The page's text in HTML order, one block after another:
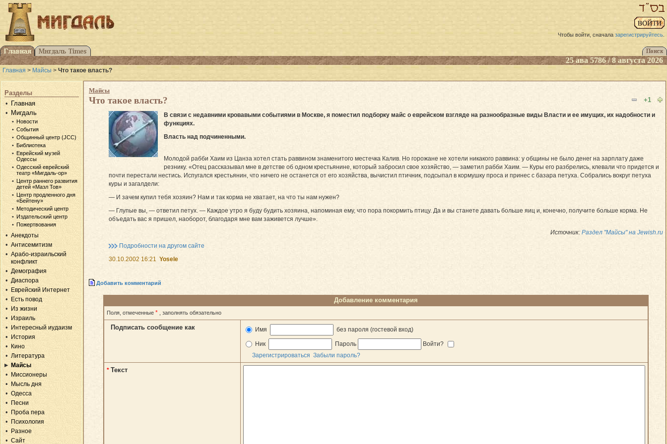
Чтобы войти, сначала зарегистрируйтесь.
25 ава 5786 / 8 августа 2026
Главная > Майсы > Что такое власть?
Разделы
Главная
Мигдаль
Новости
События
Общинный центр (JCC)
Библиотека
Еврейский музей
Одессы
Одесский еврейский
театр «Мигдаль-ор»
Центр раннего развития
детей «Мазл Тов»
Центр продленного дня
«Бейтену»
Методический центр
Издательский центр
Пожертвования
Анекдоты
Антисемитизм
Арабо-израильский
конфликт
Демография
Диаспора
Еврейский Интернет
Есть повод
Из жизни
Израиль
Интересный иудаизм
История
Кино
Литература
Майсы
Миссионеры
Мысль дня
Одесса
Песни
Проба пера
Психология
Разное
Сайт
Майсы
+1
Что такое власть?
В связи с недавними кровавыми событиями в Москве, я поместил подборку майс о еврейском взгляде на разнообразные виды Власти и ее имущих, их надобности и
функциях.
Власть над подчиненными.
Молодой рабби Хаим из Цанза хотел стать раввином знаменитого местечка Калив. Но горожане не хотели никакого раввина: у общины не было денег на зарплату даже
резнику. «Отец рассказывал мне в детстве об одном крестьянине, который забросил свое хозяйство, — заметил рабби Хаим. — Куры его разбрелись, клевали что придется и
почти перестали нестись. Испугался крестьянин, что ничего не останется от его хозяйства, вычистил птичник, подсыпал в кормушку проса и принес с базара петуха. Собрались вокруг петуха
куры и загалдели:
— И зачем купил тебя хозяин? Нам и так корма не хватает, на что ты нам нужен?
— Глупые вы, — ответил петух. — Каждое утро я буду будить хозяина, напоминая ему, что пора покормить птицу. Да и вы станете давать больше яиц и, конечно, получите больше корма. Не
объедать вас я пришел, наоборот, благодаря мне вам заживется лучше».
Источник: Раздел "Майсы" на Jewish.ru
Подробности на другом сайте
30.10.2002 16:21
Yosele
Добавить комментарий
Добавление комментария
Поля, отмеченные * , заполнять обязательно
Подписать сообщение как Имя без пароля (гостевой вход)
Ник Пароль
Войти?
Зарегистрироваться Забыли пароль?
* Текст